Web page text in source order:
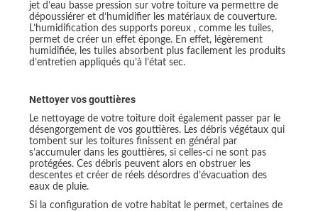
jet d’eau basse pression sur votre toiture va permettre de
dépoussiérer et d’humidifier les matériaux de couverture.
L’humidification des supports poreux , comme les tuiles,
permet de créer un effet éponge. En effet, légèrement
humidifiée, les tuiles absorbent plus facilement les produits
d’entretien appliqués qu’à l’état sec.
Nettoyer vos gouttières
Le nettoyage de votre toiture doit également passer par le
désengorgement de vos gouttières. Les débris végétaux qui
tombent sur les toitures finissent en général par
s’accumuler dans les gouttières, si celles-ci ne sont pas
protégées. Ces débris peuvent alors en obstruer les
descentes et créer de réels désordres d’évacuation des
eaux de pluie.
Si la configuration de votre habitat le permet, certaines de